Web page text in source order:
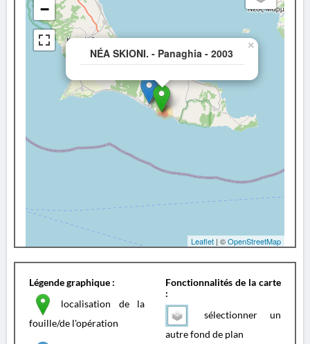
NÉA SKIONI. - Panaghia - 2003
×
−
Leaflet | ©OpenStreetMap
Légende graphique :
localisation de la
fouille/de l'opération
Fonctionnalités de la carte
:
sélectionner un
autre fond de plan